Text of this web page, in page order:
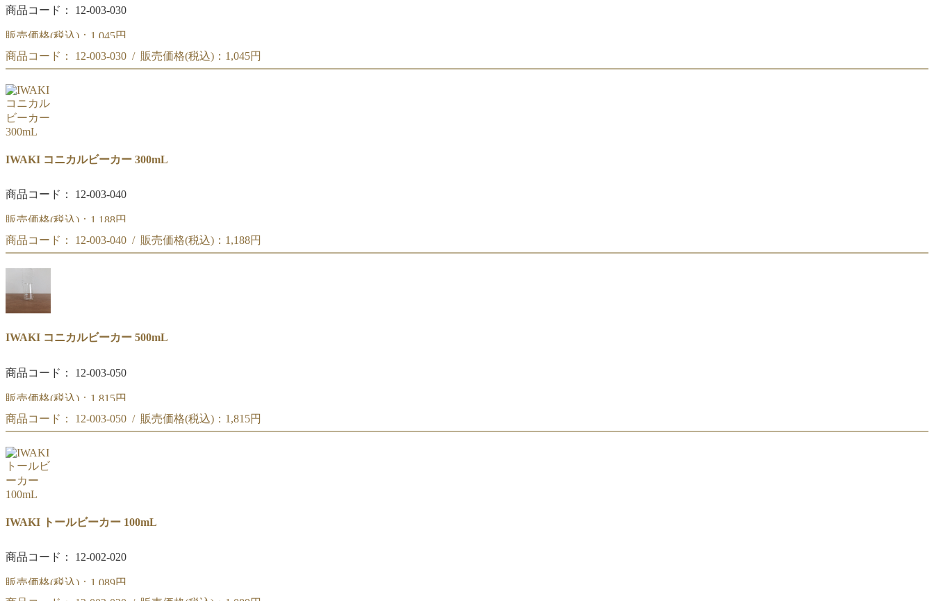
商品コード： 12-003-030
販売価格(税込)： 1,045円
IWAKI コニカルビーカー 200mL
商品コード： 12-003-030 / 販売価格(税込)： 1,045円
IWAKI コニカルビーカー 200mL
IWAKI コニカルビーカー 300mL
商品コード： 12-003-040
販売価格(税込)： 1,188円
IWAKI コニカルビーカー 300mL
商品コード： 12-003-040 / 販売価格(税込)： 1,188円
IWAKI コニカルビーカー 300mL
IWAKI コニカルビーカー 500mL
商品コード： 12-003-050
販売価格(税込)： 1,815円
IWAKI コニカルビーカー 500mL
商品コード： 12-003-050 / 販売価格(税込)： 1,815円
IWAKI コニカルビーカー 500mL
IWAKI トールビーカー 100mL
商品コード： 12-002-020
販売価格(税込)： 1,089円